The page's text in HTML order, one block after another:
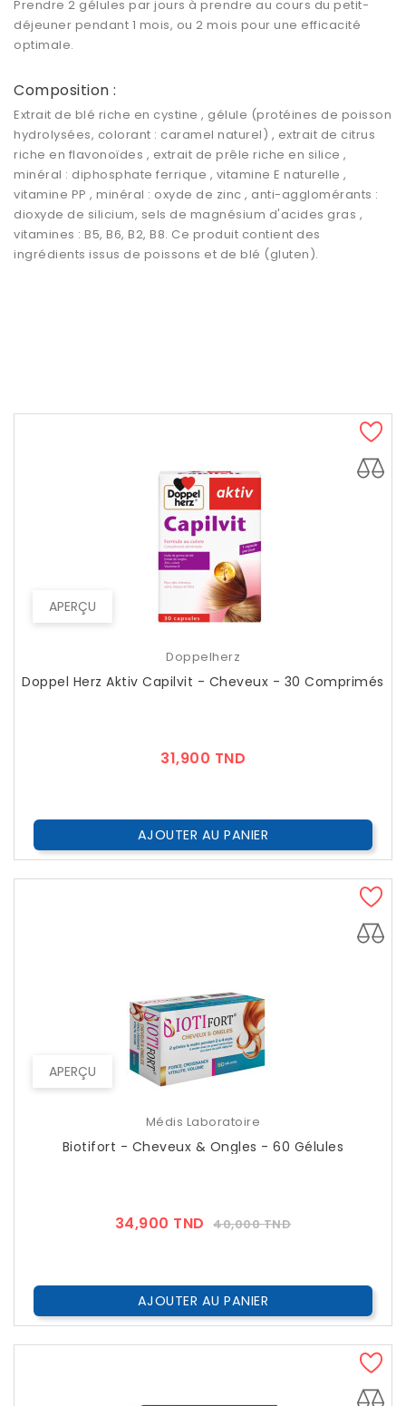
Prendre 2 gélules par jours à prendre au cours du petit-
déjeuner pendant 1 mois, ou 2 mois pour une efficacité
optimale.
Composition :
Extrait de blé riche en cystine , gélule (protéines de poisson
hydrolysées, colorant : caramel naturel) , extrait de citrus
riche en flavonoïdes , extrait de prêle riche en silice ,
minéral : diphosphate ferrique , vitamine E naturelle ,
vitamine PP , minéral : oxyde de zinc , anti-agglomérants :
dioxyde de silicium, sels de magnésium d'acides gras ,
vitamines : B5, B6, B2, B8. Ce produit contient des
ingrédients issus de poissons et de blé (gluten).
APERÇU
Doppelherz
Doppel Herz Aktiv Capilvit - Cheveux - 30 Comprimés
31,900 TND
AJOUTER AU PANIER
APERÇU
Médis Laboratoire
Biotifort - Cheveux & Ongles - 60 Gélules
34,900 TND Prix
40,000 TNDPrix
AJOUTER AU PANIER